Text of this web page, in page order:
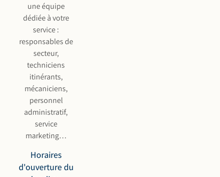
une équipe
dédiée à votre
service :
responsables de
secteur,
techniciens
itinérants,
mécaniciens,
personnel
administratif,
service
marketing…
Horaires
d'ouverture du